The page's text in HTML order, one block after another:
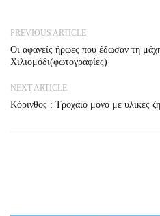
PREVIOUS ARTICLE
Οι αφανείς ήρωες που έδωσαν τη
Χιλιομόδι(φωτογραφίες)
NEXT ARTICLE
Κόρινθος : Τροχαίο μόνο με υλικές